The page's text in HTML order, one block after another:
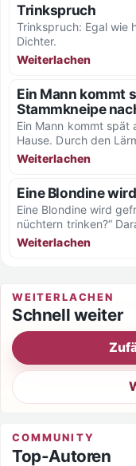
Trinkspruch
Trinkspruch: Egal wie
Dichter.
Weiterlachen
Ein Mann kommt
Stammkneipe
Ein Mann kommt spät
Hause. Durch den
Weiterlachen
Eine Blondine
Eine Blondine wird
nüchtern trinken?“
Weiterlachen
WEITERLACHEN
Schnell weiter
COMMUNITY
Top-Autoren